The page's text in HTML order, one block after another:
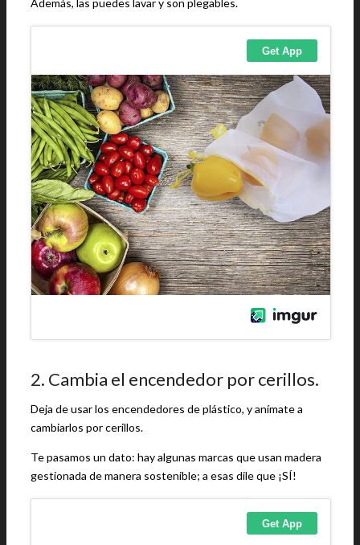
Además, las puedes lavar y son plegables.
2. Cambia el encendedor por cerillos.
Deja de usar los encendedores de plástico, y anímate a
cambiarlos por cerillos.
Te pasamos un dato: hay algunas marcas que usan madera
gestionada de manera sostenible; a esas dile que ¡SÍ!